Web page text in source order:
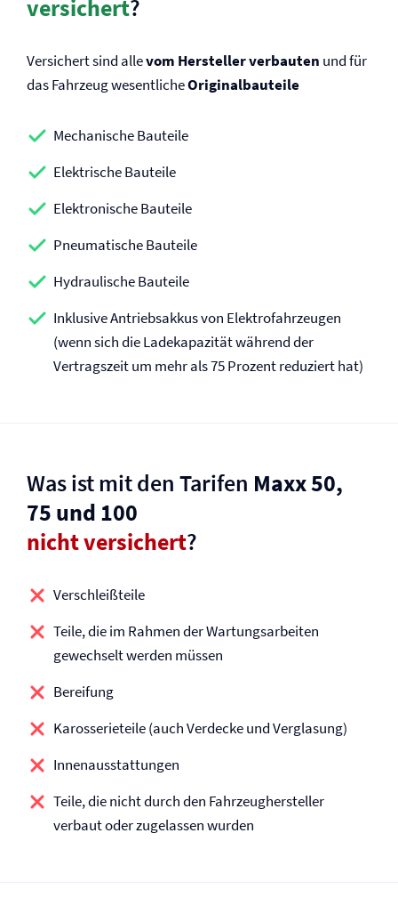
versichert?
Versichert sind allevom Hersteller verbauten und für
das Fahrzeug wesentlicheOriginalbauteile
Mechanische Bauteile
Elektrische Bauteile
Elektronische Bauteile
Pneumatische Bauteile
Hydraulische Bauteile
Inklusive Antriebsakkus von Elektrofahrzeugen
(wenn sich die Ladekapazität während der
Vertragszeit um mehr als 75 Prozent reduziert hat)
Was ist mit den Tarifen Maxx 50,
75 und 100
nicht versichert?
Verschleißteile
Teile, die im Rahmen der Wartungsarbeiten
gewechselt werden müssen
Bereifung
Karosserieteile (auch Verdecke und Verglasung)
Innenausstattungen
Teile, die nicht durch den Fahrzeughersteller
verbaut oder zugelassen wurden